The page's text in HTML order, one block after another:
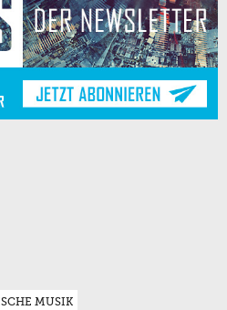
MUSIK